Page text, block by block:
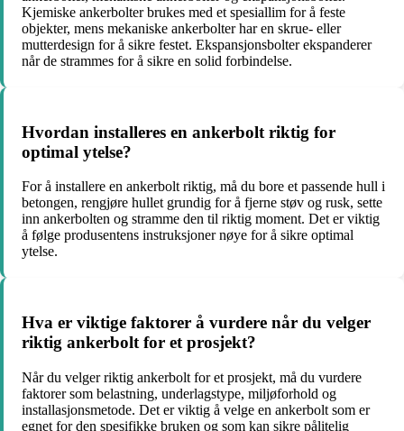
Kjemiske ankerbolter brukes med et spesiallim for å feste
objekter, mens mekaniske ankerbolter har en skrue- eller
mutterdesign for å sikre festet. Ekspansjonsbolter ekspanderer
når de strammes for å sikre en solid forbindelse.
Hvordan installeres en ankerbolt riktig for
optimal ytelse?
For å installere en ankerbolt riktig, må du bore et passende hull i
betongen, rengjøre hullet grundig for å fjerne støv og rusk, sette
inn ankerbolten og stramme den til riktig moment. Det er viktig
å følge produsentens instruksjoner nøye for å sikre optimal
ytelse.
Hva er viktige faktorer å vurdere når du velger
riktig ankerbolt for et prosjekt?
Når du velger riktig ankerbolt for et prosjekt, må du vurdere
faktorer som belastning, underlagstype, miljøforhold og
installasjonsmetode. Det er viktig å velge en ankerbolt som er
egnet for den spesifikke bruken og som kan sikre pålitelig